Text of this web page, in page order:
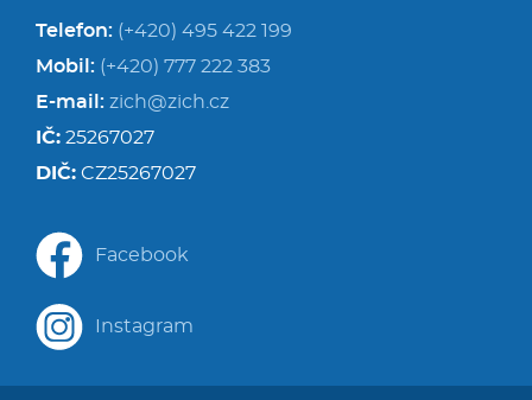
Telefon: (+420) 495 422 199
Mobil: (+420) 777 222 383
E-mail: zich@zich.cz
IČ: 25267027
DIČ: CZ25267027
Facebook
Instagram